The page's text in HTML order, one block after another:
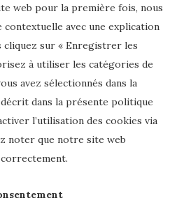
web pour la première fois, nous
avec une explication
cliquez sur « Enregistrer les
à utiliser les catégories de
avez sélectionnés dans la
dans la présente politique
l’utilisation des cookies via
noter que notre site web